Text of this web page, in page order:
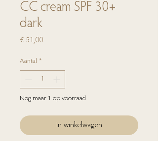
CC cream SPF 30+
dark
€ 51,00Prijs
Aantal *
Nog maar 1 op voorraad
In winkelwagen